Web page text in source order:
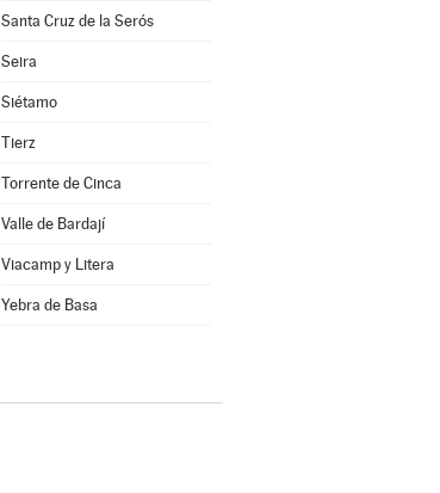
Santa Cruz de la Serós
Seira
Siétamo
Tierz
Torrente de Cinca
Valle de Bardají
Viacamp y Litera
Yebra de Basa